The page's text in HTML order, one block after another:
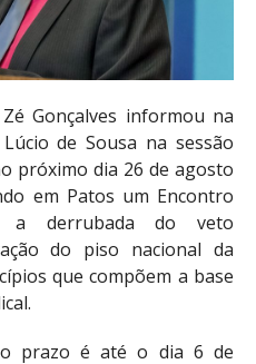
Gonçalves informou na
de Sousa na sessão
próximo dia 26 de agosto
em Patos um Encontro
a derrubada do veto
do piso nacional da
que compõem a base
o prazo é até o dia 6 de